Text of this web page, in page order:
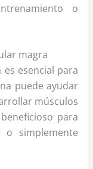
o
magra
esencial para
puede ayudar
músculos
para
o simplemente